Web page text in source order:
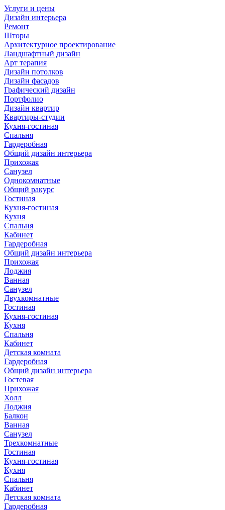
Услуги и цены
Дизайн интерьера
Ремонт
Шторы
Архитектурное проектирование
Ландшафтный дизайн
Арт терапия
Дизайн потолков
Дизайн фасадов
Графический дизайн
Портфолио
Дизайн квартир
Квартиры-студии
Кухня-гостиная
Спальня
Гардеробная
Общий дизайн интерьера
Прихожая
Санузел
Однокомнатные
Общий ракурс
Гостиная
Кухня-гостиная
Кухня
Спальня
Кабинет
Гардеробная
Общий дизайн интерьера
Прихожая
Лоджия
Ванная
Санузел
Двухкомнатные
Гостиная
Кухня-гостиная
Кухня
Спальня
Кабинет
Детская комната
Гардеробная
Общий дизайн интерьера
Гостевая
Прихожая
Холл
Лоджия
Балкон
Ванная
Санузел
Трехкомнатные
Гостиная
Кухня-гостиная
Кухня
Спальня
Кабинет
Детская комната
Гардеробная